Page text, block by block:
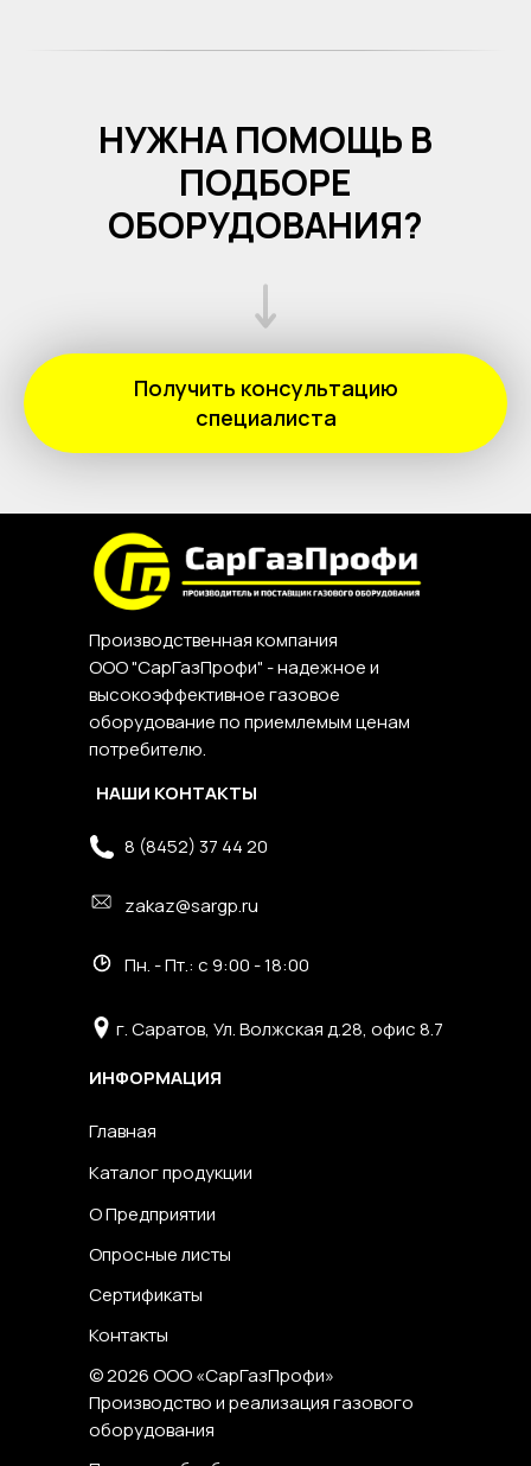
НУЖНА ПОМОЩЬ В
ПОДБОРЕ
ОБОРУДОВАНИЯ?
Получить консультацию
специалиста
г. Саратов, Ул. Волжская д.28, офис 8.7
8 (8452) 37 44 20
zakaz@sargp.ru
Главная
Каталог продукции
О Предприятии
Опросные листы
Сертификаты
Контакты
Производственная компания
ООО "СарГазПрофи" - надежное и
высокоэффективное газовое
оборудование по приемлемым ценам
потребителю.
НАШИ КОНТАКТЫ
Пн. - Пт.: с 9:00 - 18:00
ИНФОРМАЦИЯ
© 2026 ООО «СарГазПрофи»
Производство и реализация газового
оборудования